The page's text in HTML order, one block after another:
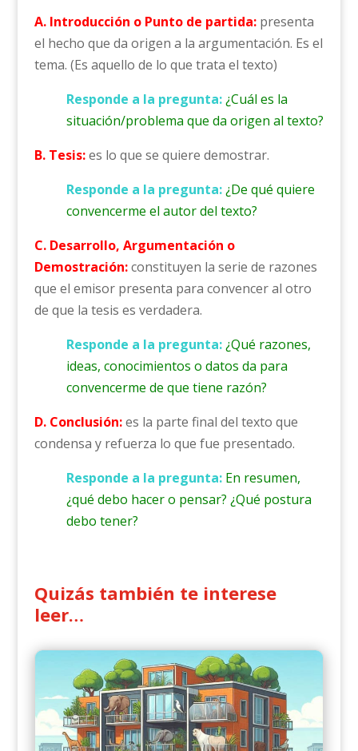
A. Introducción o Punto de partida:presenta
el hecho que da origen a la argumentación. Es el
tema. (Es aquello de lo que trata el texto)
Responde a la pregunta: ¿Cuál es la
situación/problema que da origen al texto?
B. Tesis:es lo que se quiere demostrar.
Responde a la pregunta: ¿De qué quiere
convencerme el autor del texto?
C. Desarrollo, Argumentación o
Demostración:constituyen la serie de razones
que el emisor presenta para convencer al otro
de que la tesis es verdadera.
Responde a la pregunta: ¿Qué razones,
ideas, conocimientos o datos da para
convencerme de que tiene razón?
D. Conclusión:es la parte final del texto que
condensa y refuerza lo que fue presentado.
Responde a la pregunta: En resumen,
¿qué debo hacer o pensar? ¿Qué postura
debo tener?
Quizás también te interese
leer…